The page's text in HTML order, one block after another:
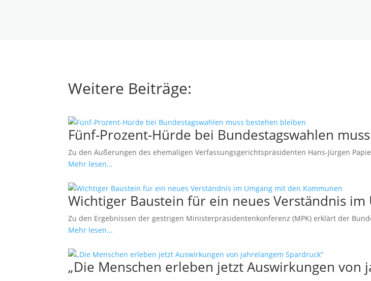
Weitere Beiträge:
Fünf-Prozent-Hürde bei Bundestagswahlen
Zu den Äußerungen des ehemaligen Verfassungsgerichtspräsidenten Hans-Jürgen
Mehr lesen...
Wichtiger Baustein für ein neues Verständnis
Zu den Ergebnissen der gestrigen Ministerpräsidentenkonferenz (MPK) erklärt der
Mehr lesen...
„Die Menschen erleben jetzt Auswirkungen von